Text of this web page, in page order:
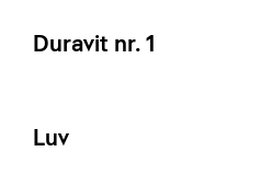
Duravit nr. 1
Luv